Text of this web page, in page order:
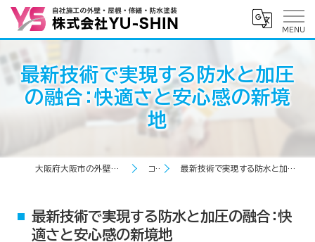
最新技術で実現する防水と加圧
の融合：快適さと安心感の新境
地
大阪府大阪市の外壁塗装なら株式会社YU-SHIN コラム 最新技術で実現する防水と加圧の融合：快適さと安心感の新境地
最新技術で実現する防水と加圧の融合：快
適さと安心感の新境地